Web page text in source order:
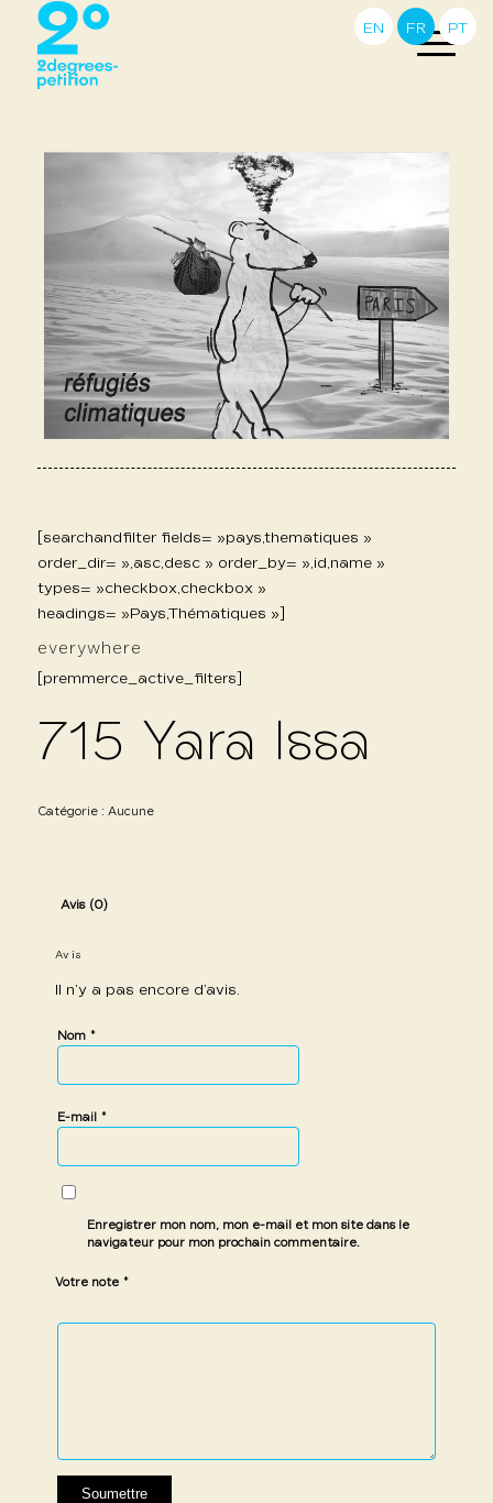
[searchandfilter fields= »pays,thematiques »
order_dir= »,asc,desc » order_by= »,id,name »
types= »checkbox,checkbox »
headings= »Pays,Thématiques »]
everywhere
[premmerce_active_filters]
715 Yara Issa
Catégorie : Aucune
Avis (0)
Avis
Il n’y a pas encore d’avis.
Nom *
E-mail *
Enregistrer mon nom, mon e-mail et mon site dans le
navigateur pour mon prochain commentaire.
Votre note *
1 étoile
2 étoiles
3 étoiles
4 étoiles
5 étoiles
EN FR PT